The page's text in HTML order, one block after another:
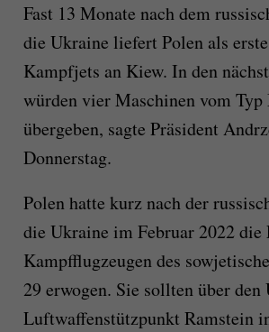
Fast 13 Monate nach dem
die Ukraine liefert Polen als
Kampfjets an Kiew. In den
würden vier Maschinen vom
übergeben, sagte Präsident
Donnerstag.
Polen hatte kurz nach der
die Ukraine im Februar 2022 die
Kampfflugzeugen des
29 erwogen. Sie sollten über den
Luftwaffenstützpunkt Ramstein